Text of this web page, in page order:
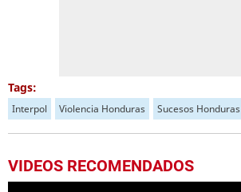
Tags:
Interpol Violencia Honduras Sucesos Honduras
VIDEOS RECOMENDADOS